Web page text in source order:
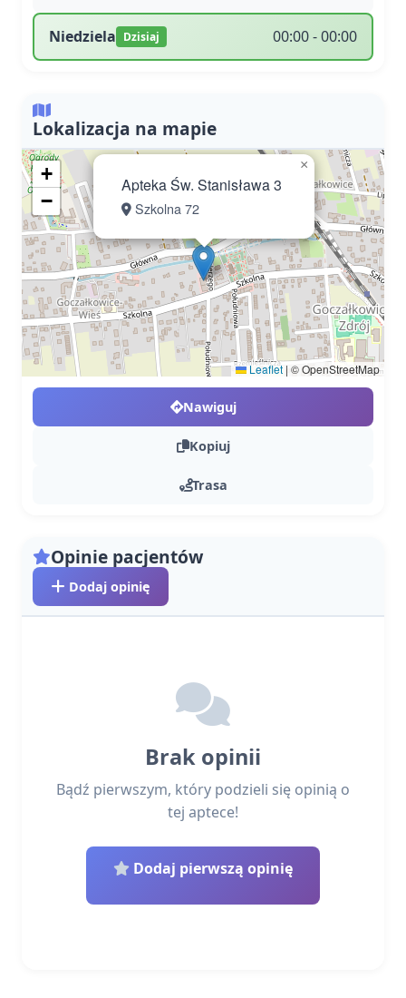
Niedziela Dzisiaj 00:00 - 00:00
Lokalizacja na mapie
Apteka Św. Stanisława 3
Szkolna 72
×
+
−
Leaflet | © OpenStreetMap
Nawiguj
Kopiuj
Trasa
Opinie pacjentów
Dodaj opinię
Brak opinii
Bądź pierwszym, który podzieli się opinią o
tej aptece!
Dodaj pierwszą opinię